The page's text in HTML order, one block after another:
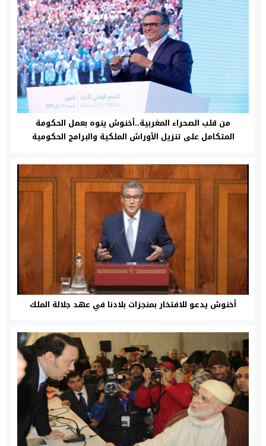
من قلب الصحراء المغربية..أخنوش ينوه بعمل الحكومة
المتكامل على تنزيل الأوراش الملكية والبرامج الحكومية
أخنوش يدعو للافتخار بمنجزات بلادنا في عهد جلالة الملك